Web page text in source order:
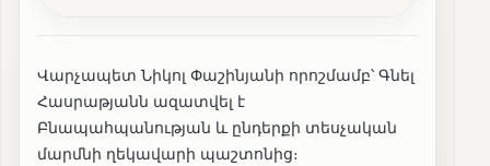
Վարչապետ Նիկոլ Փաշինյանի որոշմամբ՝ Գնել
Հասրաթյանն ազատվել է
Բնապահպանության և ընդերքի տեսչական
մարմնի ղեկավարի պաշտոնից։